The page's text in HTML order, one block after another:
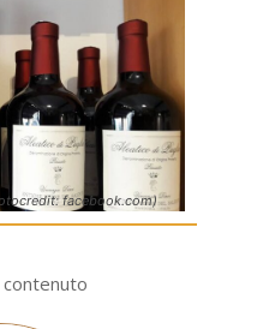
facebook.com)